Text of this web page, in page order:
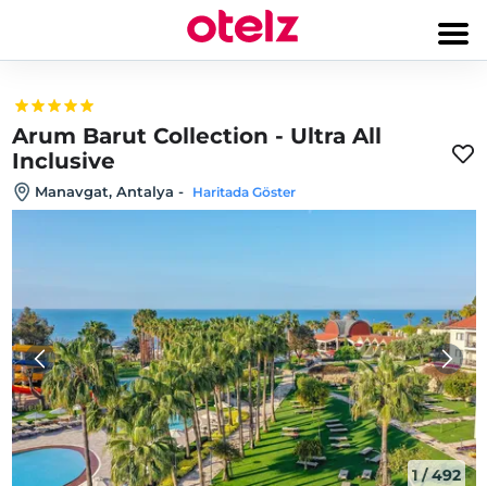
Arum Barut Collection - Ultra All
Inclusive
Manavgat, Antalya - Haritada Göster
1/492